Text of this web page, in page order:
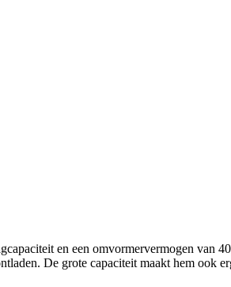
en een omvormervermogen van
De grote capaciteit maakt hem ook